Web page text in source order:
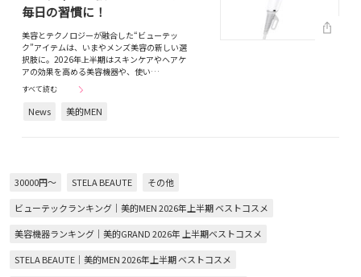
毎日の習慣に！
美容とテクノロジーが融合した“ビューテッ
ク”アイテムは、いまやメンズ美容の新しい選
択肢に。2026年上半期はスキンケアやヘアケ
アの効果を高める美容機器や、使い…
すべて読む
News 美的MEN
30000円～ STELA BEAUTE
その他
ビューテックランキング｜美的MEN 2026年上半期 ベストコスメ
美容機器ランキング｜美的GRAND 2026年 上半期ベストコスメ
STELA BEAUTE｜美的MEN 2026年上半期 ベストコスメ